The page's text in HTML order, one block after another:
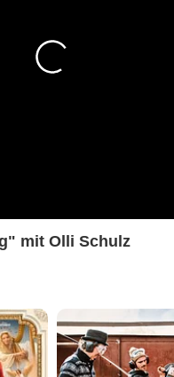
mit Olli Schulz